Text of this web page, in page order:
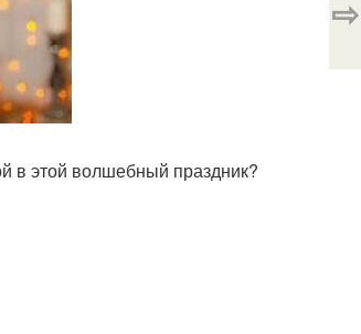
в этой волшебный праздник?
⇨